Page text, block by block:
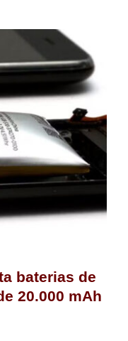
baterias de
20.000 mAh